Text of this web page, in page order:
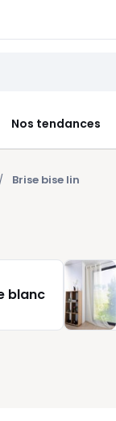
Nos tendances
Brise bise lin
blanc